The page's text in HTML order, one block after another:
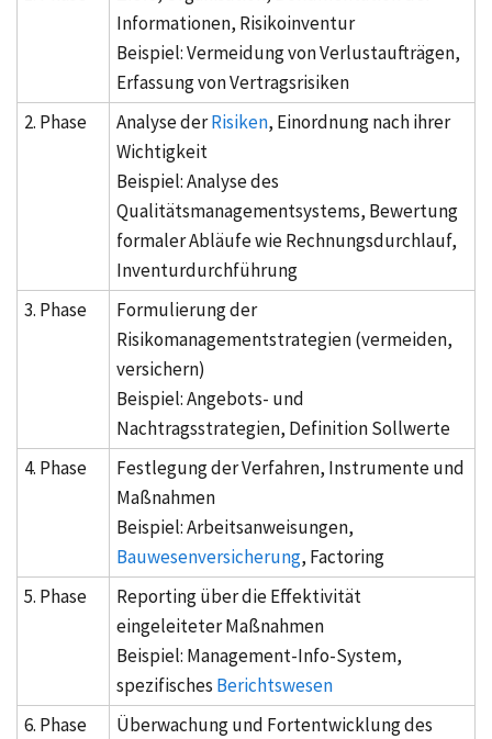
Informationen, Risikoinventur
Beispiel: Vermeidung von Verlustaufträgen,
Erfassung von Vertragsrisiken
2. Phase
Analyse derRisiken, Einordnung nach ihrer
Wichtigkeit
Beispiel: Analyse des
Qualitätsmanagementsystems, Bewertung
formaler Abläufe wie Rechnungsdurchlauf,
Inventurdurchführung
3. Phase
Formulierung der
Risikomanagementstrategien (vermeiden,
versichern)
Beispiel: Angebots- und
Nachtragsstrategien, Definition Sollwerte
4. Phase
Festlegung der Verfahren, Instrumente und
Maßnahmen
Beispiel: Arbeitsanweisungen,
Bauwesenversicherung, Factoring
5. Phase
Reporting über die Effektivität
eingeleiteter Maßnahmen
Beispiel: Management-Info-System,
spezifisches Berichtswesen
6. Phase
Überwachung und Fortentwicklung des